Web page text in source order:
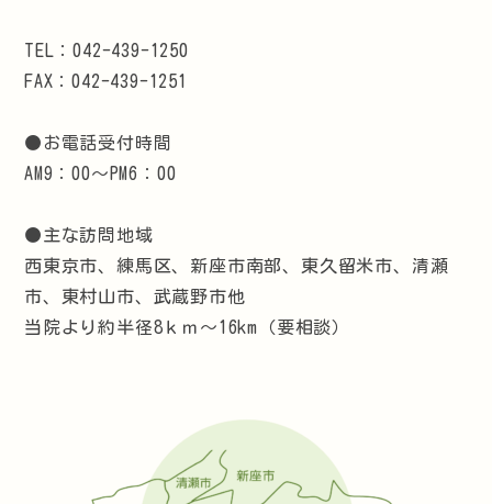
TEL：042-439-1250
FAX：042-439-1251
●お電話受付時間
AM9：00～PM6：00
●主な訪問地域
西東京市、練馬区、新座市南部、東久留米市、清瀬
市、東村山市、武蔵野市他
当院より約半径8ｋｍ～16km（要相談）